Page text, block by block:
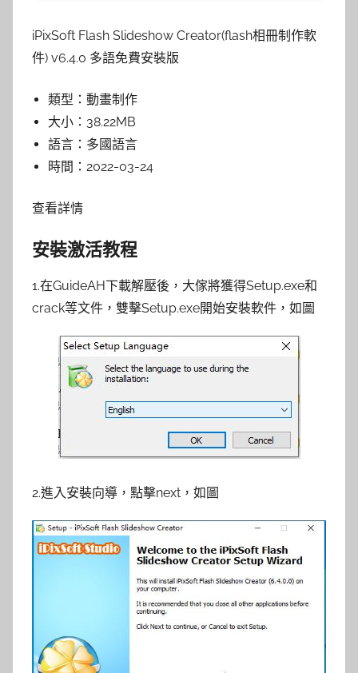
iPixSoft Flash Slideshow Creator(flash相冊制作軟
件) v6.4.0 多語免費安裝版
類型： 動畫制作
大小： 38.22MB
語言： 多國語言
時間： 2022-03-24
查看詳情
安裝激活教程
1.在GuideAH下載解壓後，大傢將獲得Setup.exe和
crack等文件，雙擊Setup.exe開始安裝軟件，如圖
2.進入安裝向導，點擊next，如圖